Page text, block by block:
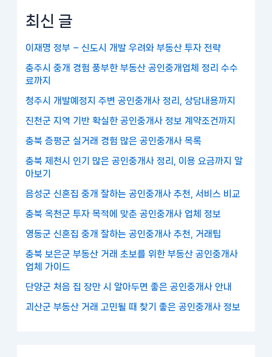
최신 글
이재명 정부 – 신도시 개발 우려와 부동산 투자 전략
충주시 중개 경험 풍부한 부동산 공인중개업체 정리 수수
료까지
청주시 개발예정지 주변 공인중개사 정리, 상담내용까지
진천군 지역 기반 확실한 공인중개사 정보 계약조건까지
충북 증평군 실거래 경험 많은 공인중개사 목록
충북 제천시 인기 많은 공인중개사 정리, 이용 요금까지 알
아보기
음성군 신혼집 중개 잘하는 공인중개사 추천, 서비스 비교
충북 옥천군 투자 목적에 맞춘 공인중개사 업체 정보
영동군 신혼집 중개 잘하는 공인중개사 추천, 거래팁
충북 보은군 부동산 거래 초보를 위한 부동산 공인중개사
업체 가이드
단양군 처음 집 장만 시 알아두면 좋은 공인중개사 안내
괴산군 부동산 거래 고민될 때 찾기 좋은 공인중개사 정보